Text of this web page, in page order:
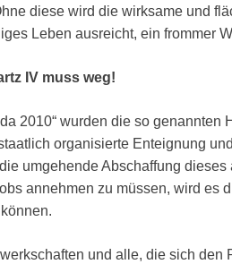
diese wird die wirksame und
Leben ausreicht, ein frommer
IV muss weg!
2010“ wurden die so
organisierte Enteignung
umgehende Abschaffung
annehmen zu müssen, wird es
und alle, die sich den